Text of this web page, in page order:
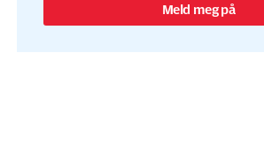
Meld meg på